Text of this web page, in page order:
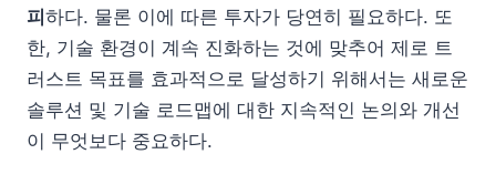
피 하다. 물론 이에 따른 투자가 당연히 필요하다. 또
한, 기술 환경이 계속 진화하는 것에 맞추어 제로 트
러스트 목표를 효과적으로 달성하기 위해서는 새로운
솔루션 및 기술 로드맵에 대한 지속적인 논의와 개선
이 무엇보다 중요하다.